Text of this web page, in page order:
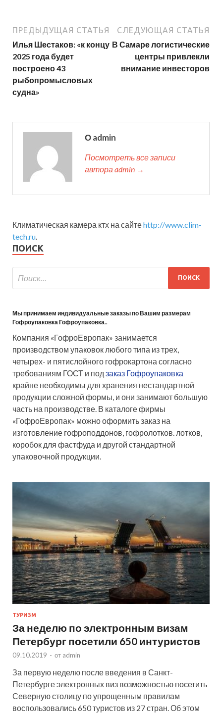
ПРЕДЫДУЩАЯ СТАТЬЯ
Илья Шестаков: «к концу
2025 года будет
построено 43
рыбопромысловых
судна»
СЛЕДУЮЩАЯ СТАТЬЯ
В Самаре логистические
центры привлекли
внимание инвесторов
О admin
Посмотреть все записи
автора admin →
Климатическая камера ктх на сайтеhttp://www.clim-
tech.ru.
ПОИСК
Мы принимаем индивидуальные заказы по Вашим размерам
Гофроупаковка Гофроупаковка..
Компания «ГофроЕвропак» занимается
производством упаковок любого типа из трех,
четырех- и пятислойного гофрокартона согласно
требованиям ГОСТ и под заказ Гофроупаковка
крайне необходимы для хранения нестандартной
продукции сложной формы, и они занимают большую
часть на производстве. В каталоге фирмы
«ГофроЕвропак» можно оформить заказ на
изготовление гофроподдонов, гофролотков. лотков,
коробок для фастфуда и другой стандартной
упаковочной продукции.
ТУРИЗМ
За неделю по электронным визам
Петербург посетили 650 интуристов
09.10.2019 - от admin
За первую неделю после введения в Санкт-
Петербурге электронных виз возможностью посетить
Северную столицу по упрощенным правилам
воспользовались 650 туристов из 27 стран. Об этом